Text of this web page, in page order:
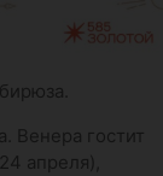
Венера гостит
апреля),